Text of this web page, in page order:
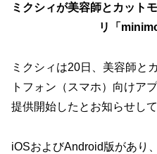
ミクシィが美容師とカット
リ「
ミクシィは20日、美容師と
トフォン（スマホ）向けアプ
提供開始したとお知らせし
iOSおよびAndroid版があり